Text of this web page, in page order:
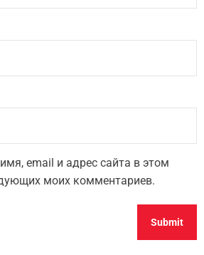
email и адрес сайта в этом
моих комментариев.